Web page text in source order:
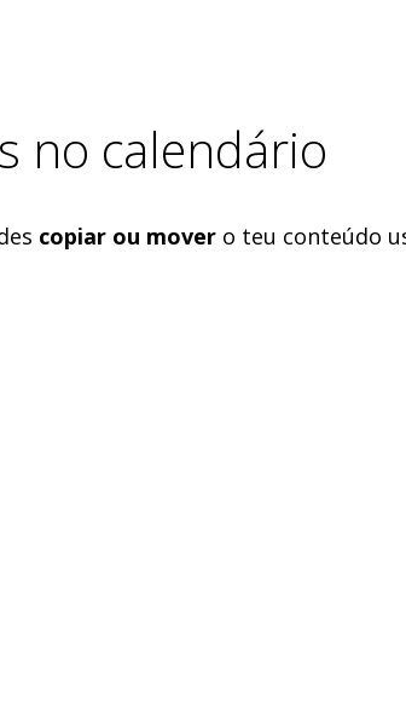
no calendário
copiar ou mover o teu conteúdo